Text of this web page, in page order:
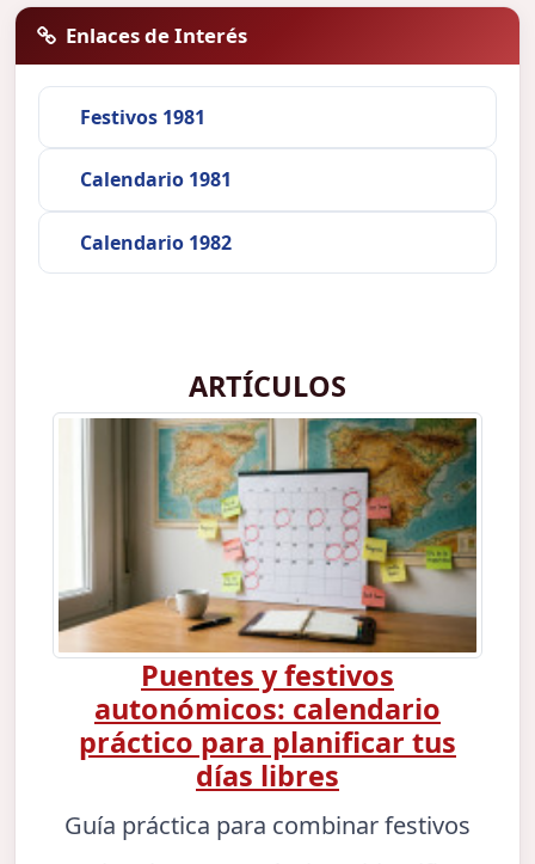
Enlaces de Interés
Festivos 1981
Calendario 1981
Calendario 1982
ARTÍCULOS
Puentes y festivos
autonómicos: calendario
práctico para planificar tus
días libres
Guía práctica para combinar festivos